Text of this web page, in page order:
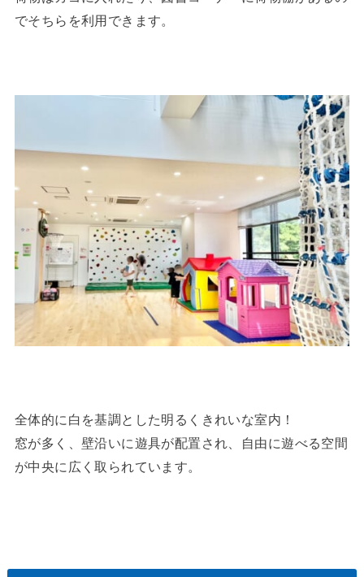
でそちらを利用できます。
全体的に白を基調とした明るくきれいな室内！
窓が多く、壁沿いに遊具が配置され、自由に遊べる空間
が中央に広く取られています。